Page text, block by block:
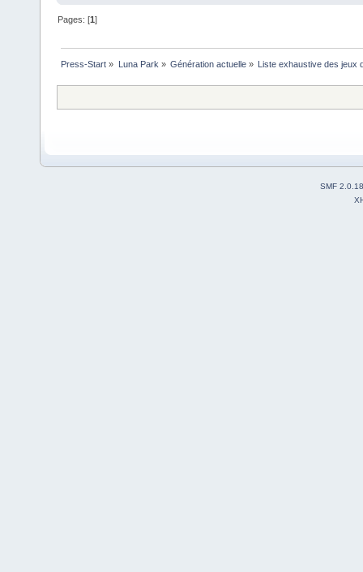
Pages: [1]
Press-Start » Luna Park » Génération actuelle» Liste exhaustive des jeux
SMF 2.0.18